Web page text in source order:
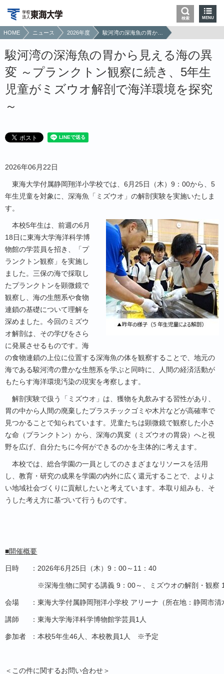
検索 MENU
HOME ニュース 2026年度
駿河湾の深海魚の胃から見える海の異
変 ～プランクトン観察に続き、5年生
児童がミズウオ解剖で海洋環境を探究
～
2026年06月22日
東海大学付属静岡翔洋小学校では、6 月 25日（木）9 ：00から、5
年生児童を対象に、深海魚「ミズウオ」の解剖実験を実施いたしま
す。
本校5年生は、前週の6 月
18日に東海大学海洋科学博
物館の学芸員を招き、「プ
ランクトン観察」を実施し
ました。三保の海で採取し
たプランクトンを顕微鏡で
観察し、海の生態系や食物
連鎖の基礎について理解を
深めました。今回のミズウ
オ解剖は、その学びをさら
に発展させるものです。海
の食物連鎖の上位に位置する深海魚の体を観察することで、地元の
海である駿河湾の豊かな生態系を学ぶと同時に、人間の経済活動が
もたらす海洋環境汚染の現実を考察します。
解剖実験で扱う「ミズウオ」は、獲物を丸飲みする習性があり、
胃の中から人間の廃棄したプラスチックゴミや木片などが高確率で
見つかることで知られています。児童たちは顕微鏡で観察した小さ
な命（プランクトン）から、深海の異変（ミズウオの胃袋）へと視
野を広げ、自分たちに今何ができるのかを主体的に考えます。
本校では、総合学園の一員としてのさまざまなリソースを活用
し、教育・研究の成果を学園の内外に広く還元することで、よりよ
い地域社会づくりに貢献したいと考えています。本取り組みも、そ
うした考え方に基づいて行うものです。
■開催概要
日時 ： 2026年6 月 25日（木）9 ：00～ 11 ：40
※深海生物に関する講義9 ：00～、ミズウオの解剖・観察
会場 ：東海大学付属静岡翔洋小学校 アリーナ（所在地：静岡市清
講師 ：東海大学海洋科学博物館学芸員1人
参加者 ：本校5年生46人、本校教員1人 ※予定
＜この件に関するお問い合わせ＞